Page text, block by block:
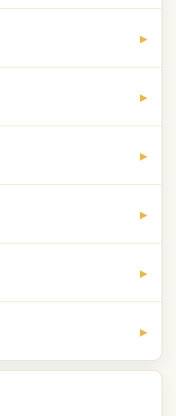
▸
▸
▸
▸
▸
▸